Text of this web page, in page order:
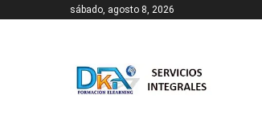
sábado, agosto 8, 2026